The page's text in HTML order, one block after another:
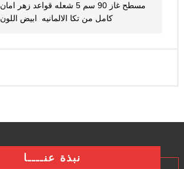
مسطح غاز 90 سم 5 شعله قواعد زهر امان
كامل من تكا الالمانيه ابيض اللون
نبذة عنــــا